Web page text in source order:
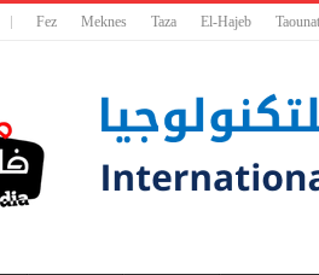
Fez Meknes Taza El-Hajeb